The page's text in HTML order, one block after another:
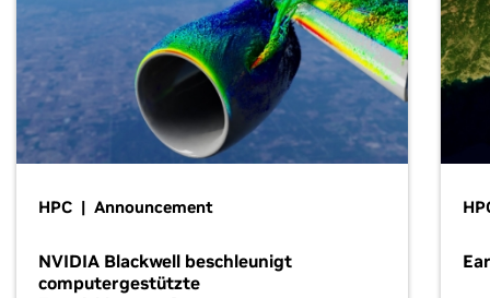
HPC | Announcement
NVIDIA Blackwell beschleunigt
computergestützte